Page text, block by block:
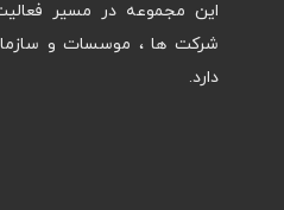
این مجموعه در مسیر
شرکت ها ، موسسات و
دارد.